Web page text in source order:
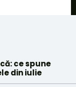
ce spune
din iulie